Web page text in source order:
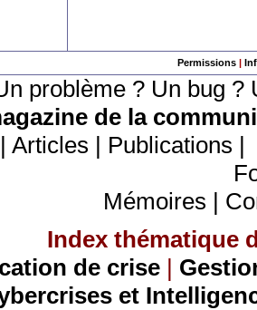
Permissions |
problème ? Un bug
de la
Articles | Publications |
Mémoires |
Index thématique
de crise |
et